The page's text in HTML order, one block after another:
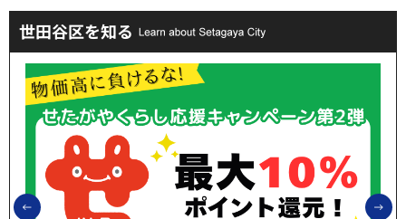
世田谷区を知る
前のスライドを表示